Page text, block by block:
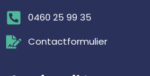
0460 25 99 35
Contactformulier